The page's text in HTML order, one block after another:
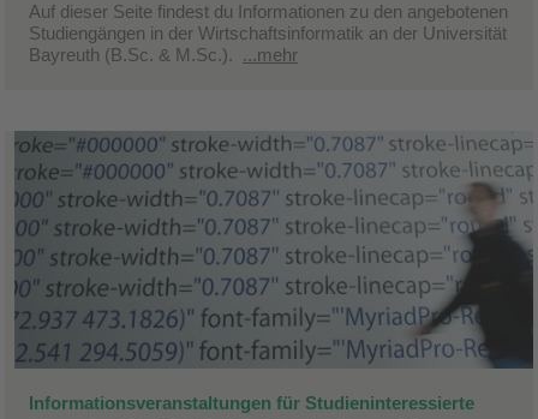
Auf dieser Seite findest du Informationen zu den angebotenen
Studiengängen in der Wirtschaftsinformatik an der Universität
Bayreuth (B.Sc. & M.Sc.). ...mehr
Informationsveranstaltungen für Studieninteressierte